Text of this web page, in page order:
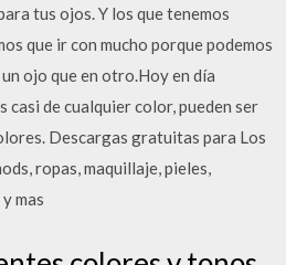
tus ojos. Y los que tenemos
que ir con mucho porque podemos
ojo que en otro.Hoy en día
de cualquier color, pueden ser
Descargas gratuitas para Los
ropas, maquillaje, pieles,
mas